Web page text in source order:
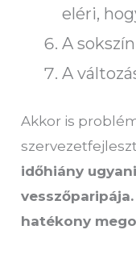
eléri,
A
A
Akkor is
időhiány
vesszőparipája.
hatékony